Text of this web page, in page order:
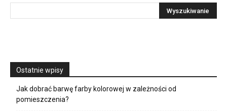
Ostatnie wpisy
Jak dobrać barwę farby kolorowej w zależności od
pomieszczenia?